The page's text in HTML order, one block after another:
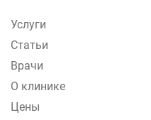
Услуги
Статьи
Врачи
О клинике
Цены